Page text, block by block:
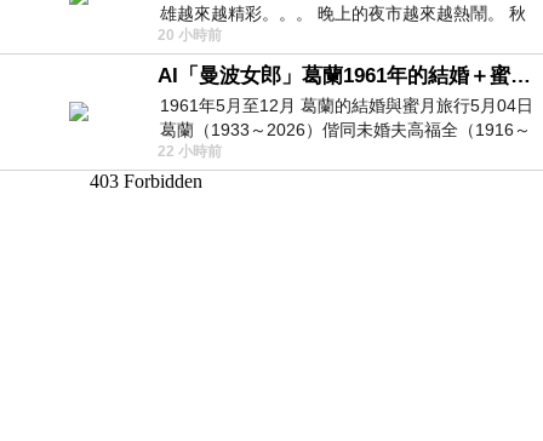
雄越來越精彩。。。 晚上的夜市越來越熱鬧。 秋
天的風刮得很熱 夜遊消暑熱。。。
20 小時前
AI「曼波女郎」葛蘭1961年的結婚＋蜜月旅行 #戀上老電影 #葛蘭 #粟子
1961年5月至12月 葛蘭的結婚與蜜月旅行5月04日
葛蘭（1933～2026）偕同未婚夫高福全（1916～
2004）乘郵輪赴倫敦6月15日於英國倫敦St.S
22 小時前